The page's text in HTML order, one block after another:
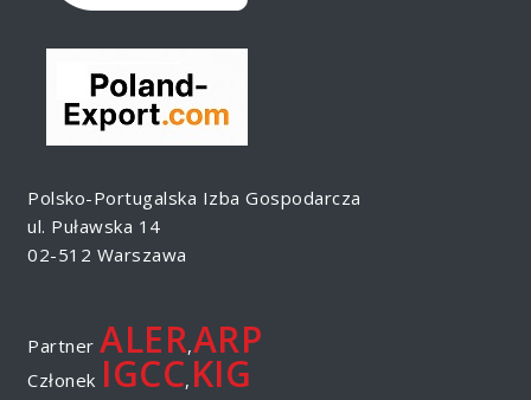
Polsko-Portugalska Izba Gospodarcza
ul. Puławska 14
02-512 Warszawa
Partner ALER,ARP
Członek IGCC, KIG